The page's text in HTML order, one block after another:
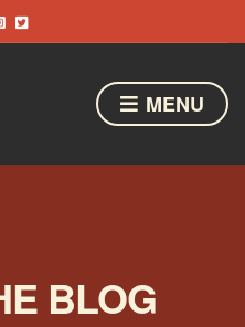
MENU
BLOG